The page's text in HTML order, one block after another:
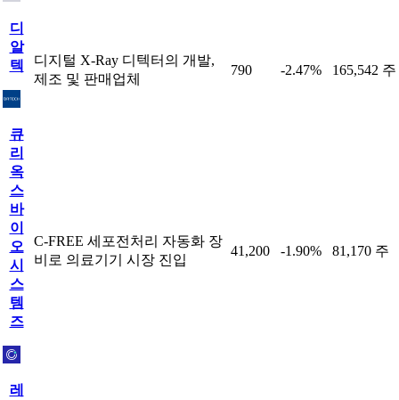
디
알
텍
디지털 X-Ray 디텍터의 개발,
제조 및 판매업체
790 -2.47% 165,542 주
큐
리
옥
스
바
이
오
시
스
템
즈
C-FREE 세포전처리 자동화 장
비로 의료기기 시장 진입
41,200 -1.90% 81,170 주
레